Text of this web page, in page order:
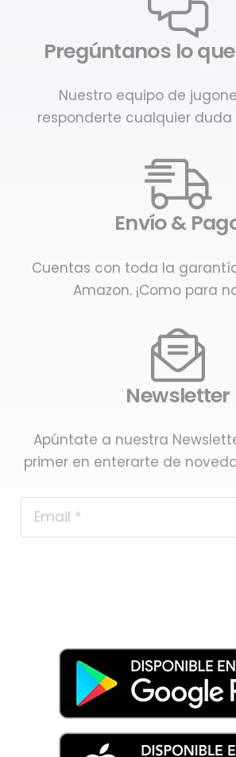
Pregúntanos lo
Nuestro equipo de
responderte cualquier
Envío &
Cuentas con toda la
Amazon. ¡Como para
Newsletter
Apúntate a nuestra
primer en enterarte de